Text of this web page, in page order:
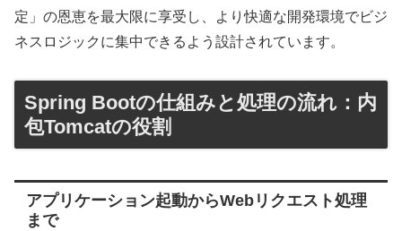
定」の恩恵を最大限に享受し、より快適な開発環境でビジ
ネスロジックに集中できるよう設計されています。
Spring Bootの仕組みと処理の流れ：内
包Tomcatの役割
アプリケーション起動からWebリクエスト処理
まで